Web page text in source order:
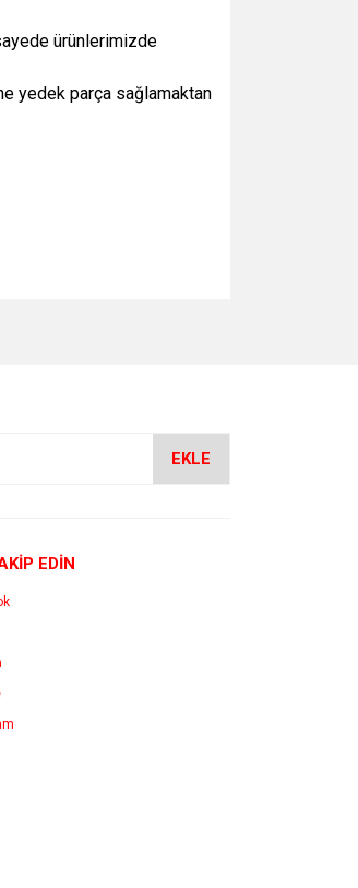
ürünlerimizde
yedek parça sağlamaktan
EKLE
EDİN